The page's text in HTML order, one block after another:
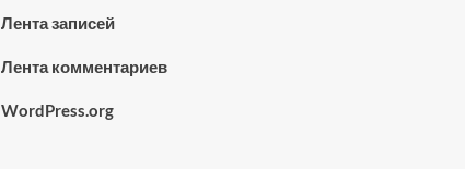
Лента записей
Лента комментариев
WordPress.org